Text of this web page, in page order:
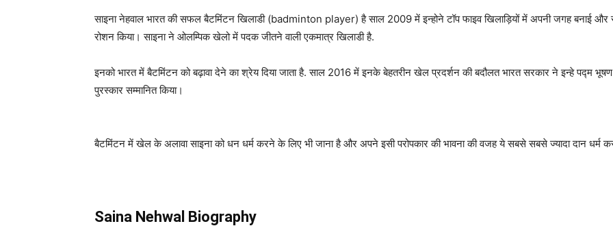
साइना नेहवाल भारत की सफल बैटमिंटन खिलाडी (badminton player) है साल 2009 में इन्होने टॉप फाइव खिलाड़ियों में अपनी जगह बनाई
रोशन किया। साइना ने ओलम्पिक खेलो में पदक जीतने वाली एकमात्र खिलाडी है.
इनको भारत में बैटमिंटन को बढ़ावा देने का श्रेय दिया जाता है. साल 2016 में इनके बेहतरीन खेल प्रदर्शन की बदौलत भारत सरकार ने इन्हे पद्म भूषण
पुरस्कार सम्मानित किया।
बैटमिंटन में खेल के अलावा साइना को धन धर्म करने के लिए भी जाना है और अपने इसी परोपकार की भावना की वजह ये सबसे सबसे ज्यादा दान धर्म
Saina Nehwal Biography